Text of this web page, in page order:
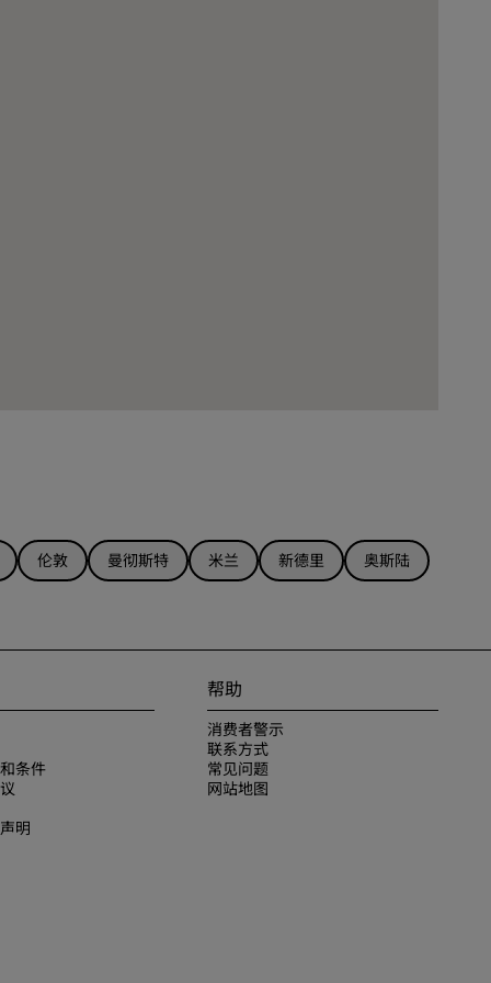
伦敦 曼彻斯特 米兰 新德里 奥斯陆
条件
明
帮助
消费者警示
联系方式
常见问题
网站地图